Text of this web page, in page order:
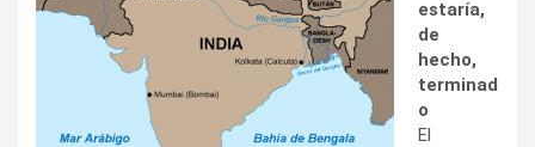
estaría,
de
hecho,
terminad
o
El